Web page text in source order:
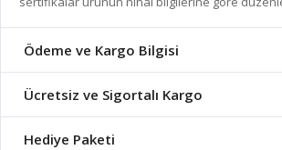
Ödeme ve Kargo Bilgisi
Ücretsiz ve Sigortalı Kargo
Hediye Paketi